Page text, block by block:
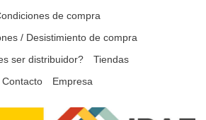
de compra
/ Desistimiento de compra
ser distribuidor?
Tiendas
Contacto
Empresa